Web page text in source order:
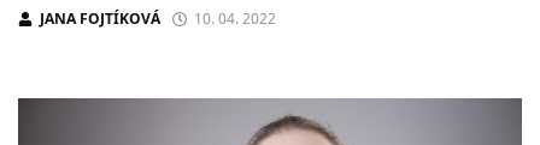
JANA FOJTÍKOVÁ 10. 04. 2022